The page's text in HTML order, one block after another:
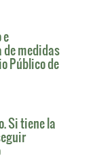
de medidas
Público de
Si tiene la